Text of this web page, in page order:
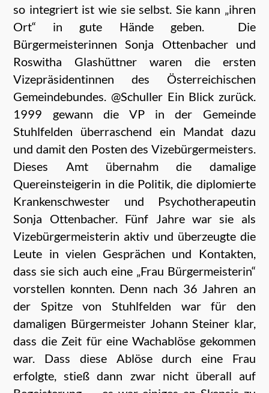
so integriert ist wie sie selbst. Sie kann „ihren
Ort“ in gute Hände geben.
Die
Bürgermeisterinnen Sonja Ottenbacher und
Roswitha Glashüttner waren die ersten
Vizepräsidentinnen des Österreichischen
Gemeindebundes. @Schuller Ein Blick zurück.
1999 gewann die VP in der Gemeinde
Stuhlfelden überraschend ein Mandat dazu
und damit den Posten des Vizebürgermeisters.
Dieses Amt übernahm die damalige
Quereinsteigerin in die Politik, die diplomierte
Krankenschwester und Psychotherapeutin
Sonja Ottenbacher. Fünf Jahre war sie als
Vizebürgermeisterin aktiv und überzeugte die
Leute in vielen Gesprächen und Kontakten,
dass sie sich auch eine „Frau Bürgermeisterin“
vorstellen konnten. Denn nach 36 Jahren an
der Spitze von Stuhlfelden war für den
damaligen Bürgermeister Johann Steiner klar,
dass die Zeit für eine Wachablöse gekommen
war. Dass diese Ablöse durch eine Frau
erfolgte, stieß dann zwar nicht überall auf